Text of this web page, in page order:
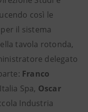
così le
il sistema
tavola rotonda,
delegato
Franco
Spa, Oscar
Industria